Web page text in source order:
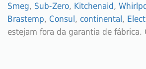
Smeg, Sub-Zero, Kitchenaid,
Brastemp, Consul, continental,
estejam fora da garantia de fábrica.